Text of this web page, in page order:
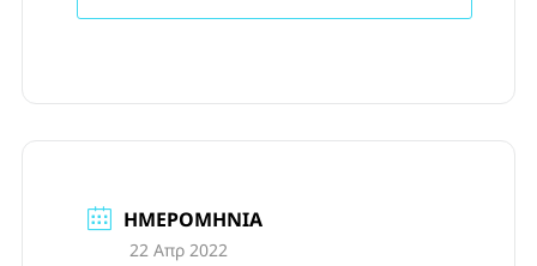
ΗΜΕΡΟΜΗΝΊΑ
22 Απρ 2022